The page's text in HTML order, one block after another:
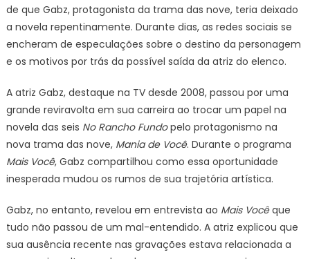
de que Gabz, protagonista da trama das nove, teria deixado
a novela repentinamente. Durante dias, as redes sociais se
encheram de especulações sobre o destino da personagem
e os motivos por trás da possível saída da atriz do elenco.
A atriz Gabz, destaque na TV desde 2008, passou por uma
grande reviravolta em sua carreira ao trocar um papel na
novela das seis No Rancho Fundopelo protagonismo na
nova trama das nove, Mania de Você. Durante o programa
Mais Você, Gabz compartilhou como essa oportunidade
inesperada mudou os rumos de sua trajetória artística.
Gabz, no entanto, revelou em entrevista ao Mais Vocêque
tudo não passou de um mal-entendido. A atriz explicou que
sua ausência recente nas gravações estava relacionada a